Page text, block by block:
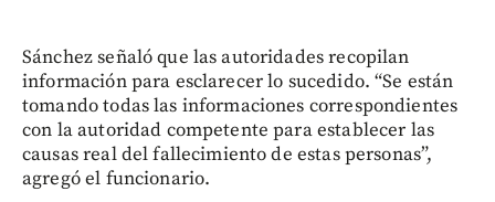
Sánchez señaló que las autoridades recopilan
información para esclarecer lo sucedido. “Se están
tomando todas las informaciones correspondientes
con la autoridad competente para establecer las
causas real del fallecimiento de estas personas”,
agregó el funcionario.